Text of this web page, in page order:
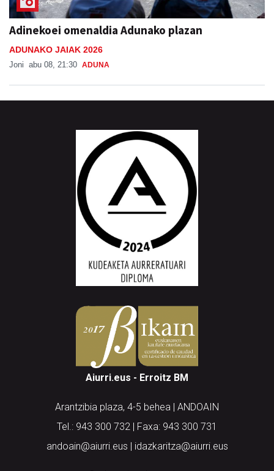
Adinekoei omenaldia Adunako plazan
ADUNAKO JAIAK 2026
Joni abu 08, 21:30 ADUNA
Aiurri.eus - Erroitz BM
Arantzibia plaza, 4-5 behea | ANDOAIN
Tel.: 943 300 732 | Faxa: 943 300 731
andoain@aiurri.eus | idazkaritza@aiurri.eus